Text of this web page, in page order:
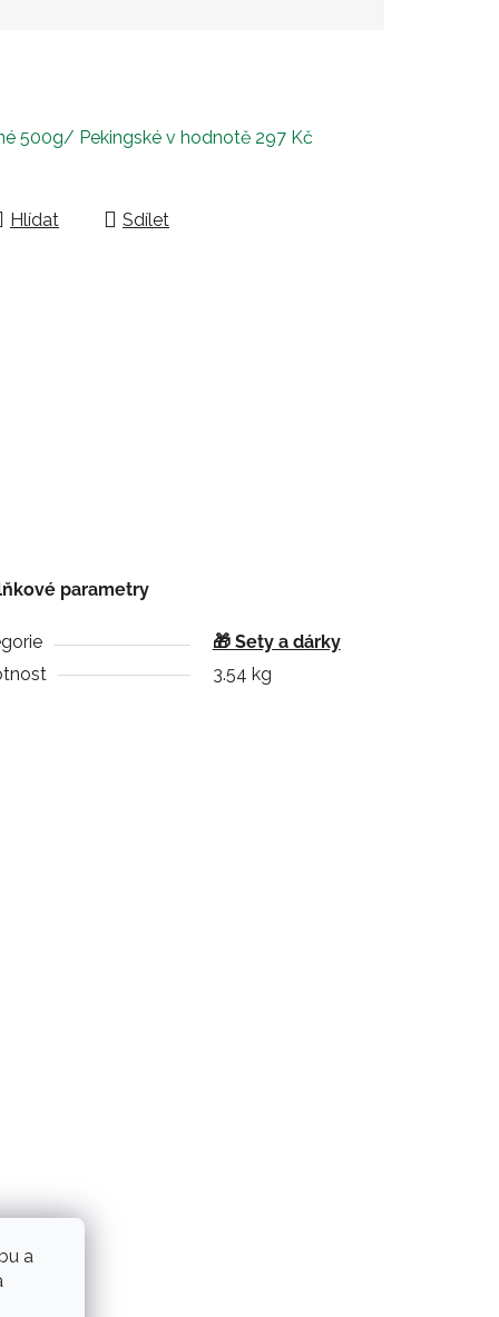
a
500g/ Pekingské v hodnotě 297 Kč
Hlídat Sdílet
parametry
🎁 Sety a dárky
3.54 kg